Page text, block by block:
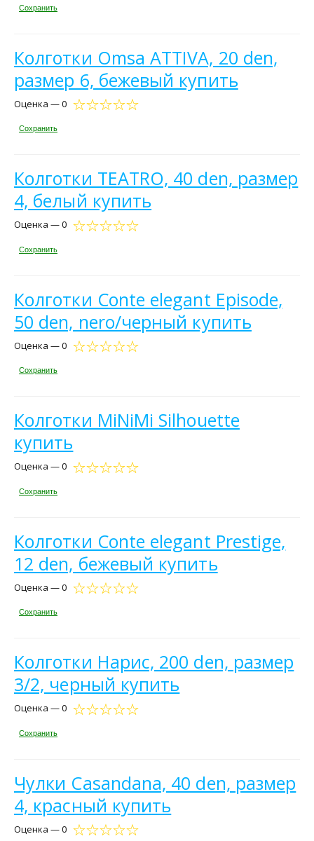
Сохранить
Колготки Omsa ATTIVA, 20 den,
размер 6, бежевый купить
Оценка — 0
Сохранить
Колготки TEATRO, 40 den, размер
4, белый купить
Оценка — 0
Сохранить
Колготки Conte elegant Episode,
50 den, nero/черный купить
Оценка — 0
Сохранить
Колготки MiNiMi Silhouette
купить
Оценка — 0
Сохранить
Колготки Conte elegant Prestige,
12 den, бежевый купить
Оценка — 0
Сохранить
Колготки Нарис, 200 den, размер
3/2, черный купить
Оценка — 0
Сохранить
Чулки Casandana, 40 den, размер
4, красный купить
Оценка — 0